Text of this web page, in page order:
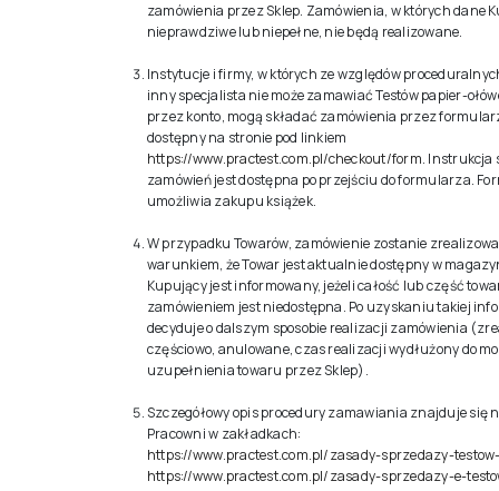
zamówienia przez Sklep. Zamówienia, w których dane
nieprawdziwe lub niepełne, nie będą realizowane.
Instytucje i firmy, w których ze względów
inny specjalista nie może zamawiać Testów papier-
przez konto, mogą składać zamówienia przez
dostępny na stronie pod linkiem
https://www.practest.com.pl/checkout/form. Instrukcja
zamówień jest dostępna po przejściu do formularza.
umożliwia zakupu książek.
W przypadku Towarów, zamówienie zostanie
warunkiem, że Towar jest aktualnie dostępny w
Kupujący jest informowany, jeżeli całość lub część
zamówieniem jest niedostępna. Po uzyskaniu takiej
decyduje o dalszym sposobie realizacji zamówienia
częściowo, anulowane, czas realizacji wydłużony do
uzupełnienia towaru przez Sklep).
Szczegółowy opis procedury zamawiania znajduje się
Pracowni w zakładkach:
https://www.practest.com.pl/zasady-sprzedazy-
https://www.practest.com.pl/zasady-sprzedazy-e-